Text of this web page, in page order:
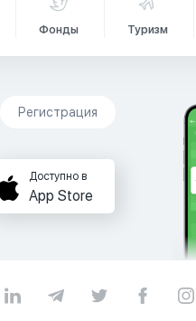
Фонды Туризм
Регистрация
Доступно в
App Store